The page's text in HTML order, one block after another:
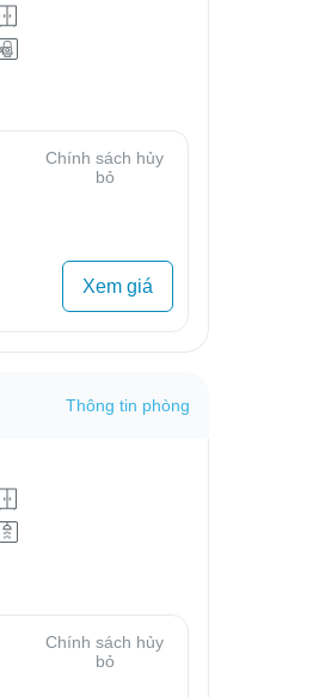
Chính sách hủy
bỏ
Xem giá
Thông tin phòng
Chính sách hủy
bỏ